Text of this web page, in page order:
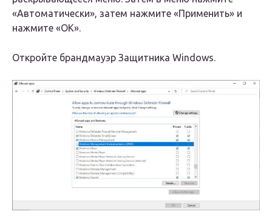
«Автоматически», затем нажмите «Применить» и
нажмите «ОК».
Откройте брандмауэр Защитника Windows.